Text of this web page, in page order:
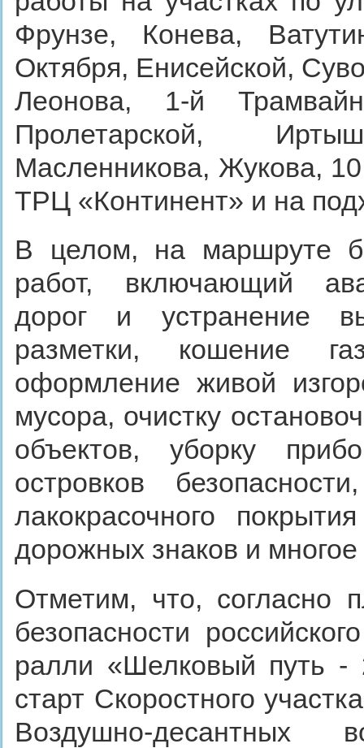
Фрунзе, Конева,
Октября, Енисейской,
Леонова, 1-й
Пролетарской,
Масленникова, Жукова,
ТРЦ «Континент» и на
В целом, на маршруте
работ, включающий
дорог и устранение
разметки, кошение
оформление живой
мусора, очистку
объектов, уборку
островков
лакокрасочного
дорожных знаков и многое
Отметим, что, согласно
безопасности
ралли «Шелковый путь -
старт Скоростного
Воздушно-